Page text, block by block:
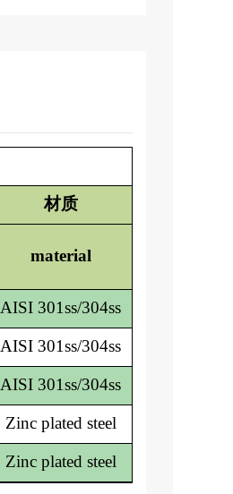
材质
material
AISI 301ss/304ss
AISI 301ss/304ss
AISI 301ss/304ss
Zinc plated steel
Zinc plated steel